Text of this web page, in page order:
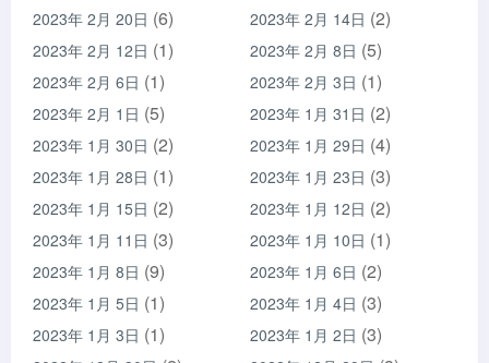
2023年 2月 20日 (6) 2023年 2月 14日 (2)
2023年 2月 12日 (1) 2023年 2月 8日 (5)
2023年 2月 6日 (1) 2023年 2月 3日 (1)
2023年 2月 1日 (5) 2023年 1月 31日 (2)
2023年 1月 30日 (2) 2023年 1月 29日 (4)
2023年 1月 28日 (1) 2023年 1月 23日 (3)
2023年 1月 15日 (2) 2023年 1月 12日 (2)
2023年 1月 11日 (3) 2023年 1月 10日 (1)
2023年 1月 8日 (9) 2023年 1月 6日 (2)
2023年 1月 5日 (1) 2023年 1月 4日 (3)
2023年 1月 3日 (1) 2023年 1月 2日 (3)